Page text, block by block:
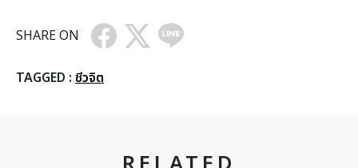
SHARE ON
TAGGED : ชีวจิต